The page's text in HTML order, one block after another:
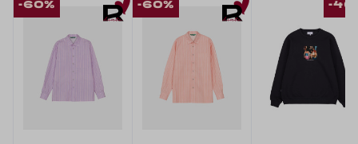
-60% -60% -